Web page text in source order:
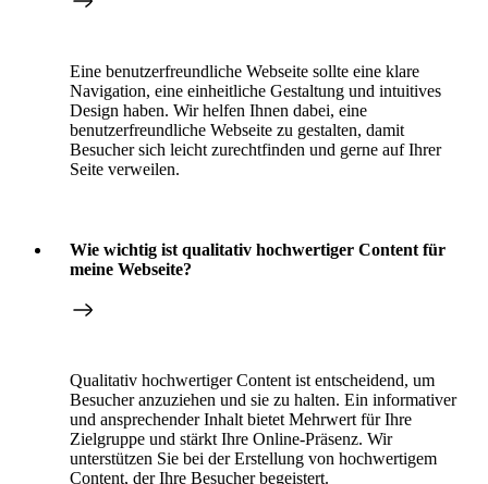
Eine benutzerfreundliche Webseite sollte eine klare
Navigation, eine einheitliche Gestaltung und intuitives
Design haben. Wir helfen Ihnen dabei, eine
benutzerfreundliche Webseite zu gestalten, damit
Besucher sich leicht zurechtfinden und gerne auf Ihrer
Seite verweilen.
Wie wichtig ist qualitativ hochwertiger Content für
meine Webseite?
Qualitativ hochwertiger Content ist entscheidend, um
Besucher anzuziehen und sie zu halten. Ein informativer
und ansprechender Inhalt bietet Mehrwert für Ihre
Zielgruppe und stärkt Ihre Online-Präsenz. Wir
unterstützen Sie bei der Erstellung von hochwertigem
Content, der Ihre Besucher begeistert.